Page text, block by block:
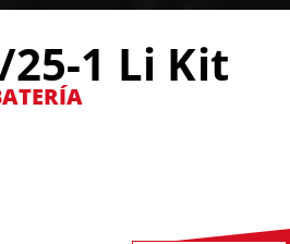
25-1 Li Kit